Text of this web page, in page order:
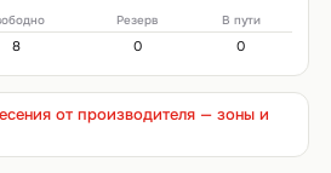
Резерв В пути
8 0 0
от производителя — зоны и